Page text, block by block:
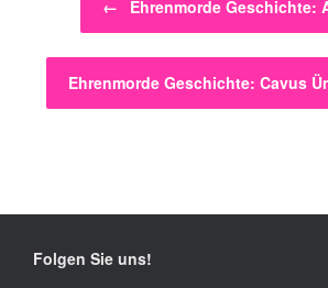
← Ehrenmorde Geschichte:
Ehrenmorde Geschichte: Cavus
Folgen Sie uns!